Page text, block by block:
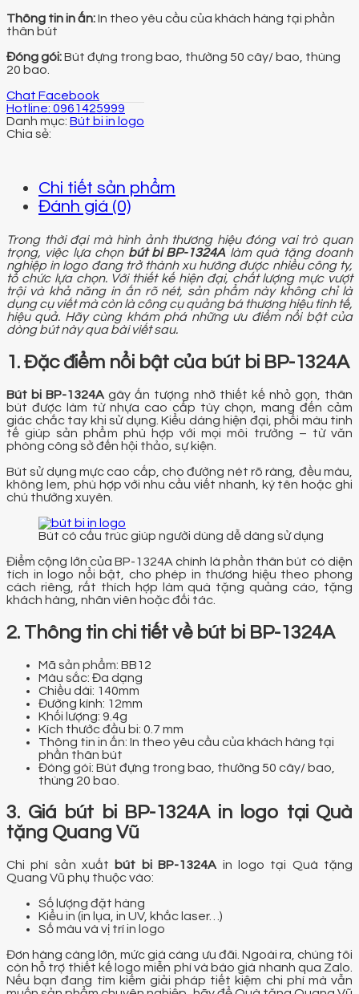
Thông tin in ấn:In theo yêu cầu của khách hàng tại phần
thân bút
Đóng gói:Bút đựng trong bao, thường 50 cây/ bao, thùng
20 bao.
Chat Facebook
Hotline: 0961425999
Danh mục: Bút bi in logo
Chi tiết sản phẩm
Đánh giá (0)
Trong thời đại mà hình ảnh thương hiệu đóng vai trò quan
trọng, việc lựa chọn bút bi BP-1324A làm quà tặng doanh
nghiệp in logo đang trở thành xu hướng được nhiều công ty,
tổ chức lựa chọn. Với thiết kế hiện đại, chất lượng mực vượt
trội và khả năng in ấn rõ nét, sản phẩm này không chỉ là
dụng cụ viết mà còn là công cụ quảng bá thương hiệu tinh tế,
hiệu quả. Hãy cùng khám phá những ưu điểm nổi bật của
dòng bút này qua bài viết sau.
1. Đặc điểm nổi bật của bút bi BP-1324A
Bút bi BP-1324A gây ấn tượng nhờ thiết kế nhỏ gọn, thân
bút được làm từ nhựa cao cấp tùy chọn, mang đến cảm
giác chắc tay khi sử dụng. Kiểu dáng hiện đại, phối màu tinh
tế giúp sản phẩm phù hợp với mọi môi trường – từ văn
phòng công sở đến hội thảo, sự kiện.
Bút sử dụng mực cao cấp, cho đường nét rõ ràng, đều màu,
không lem, phù hợp với nhu cầu viết nhanh, ký tên hoặc ghi
chú thường xuyên.
Bút có cấu trúc giúp người dùng dễ dàng sử dụng
Điểm cộng lớn của BP-1324A chính là phần thân bút có diện
tích in logo nổi bật, cho phép in thương hiệu theo phong
cách riêng, rất thích hợp làm quà tặng quảng cáo, tặng
khách hàng, nhân viên hoặc đối tác.
2. Thông tin chi tiết về bút bi BP-1324A
Mã sản phẩm: BB12
Màu sắc: Đa dạng
Chiều dài: 140mm
Đường kính: 12mm
Khối lượng: 9.4g
Kích thước đầu bi: 0.7 mm
Thông tin in ấn: In theo yêu cầu của khách hàng tại
phần thân bút
Đóng gói: Bút đựng trong bao, thường 50 cây/ bao,
thùng 20 bao.
3. Giá bút bi BP-1324A in logo tại Quà
tặng Quang Vũ
Chi phí sản xuất bút bi BP-1324Ain logo tại Quà tặng
Quang Vũ phụ thuộc vào:
Số lượng đặt hàng
Kiểu in (in lụa, in UV, khắc laser…)
Số màu và vị trí in logo
Đơn hàng càng lớn, mức giá càng ưu đãi. Ngoài ra, chúng tôi
còn hỗ trợ thiết kế logo miễn phí và báo giá nhanh qua Zalo.
Nếu bạn đang tìm kiếm giải pháp tiết kiệm chi phí mà vẫn